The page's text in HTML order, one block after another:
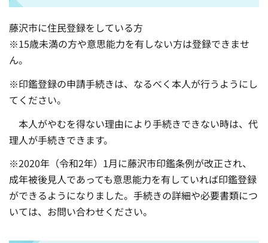
藤沢市に住民登録をしている方
※15歳未満の方や意思能力を有しない方は登録できませ
ん。
※印鑑登録の申請手続きは、なるべく本人が行うようにし
てください。
本人がやむを得ない理由により手続きできない時は、代
理人が手続きできます。
※2020年（令和2年）1月に藤沢市印鑑条例が改正され、
成年被後見人であっても意思能力を有していれば印鑑登録
ができるようになりました。手続きの詳細や必要書類につ
いては、お問い合わせください。